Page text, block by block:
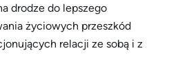
drodze do lepszego
życiowych przeszkód
relacji ze sobą i z